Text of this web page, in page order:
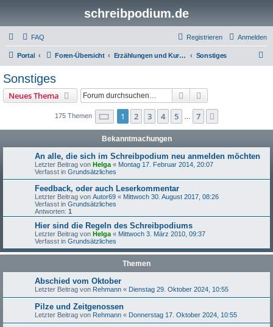
schreibpodium.de
FAQ Anmelden
Registrieren
Portal Foren-Übersicht Erzählungen und Kurzgeschichten Sonstiges
Sonstiges
Neues Thema Suche
175 Themen Seite 1von
1 2 3 4 5 7
Bekanntmachungen
An alle, die sich im Schreibpodium neu anmelden möchten
Letzter Beitrag von Helga « Montag 17. Februar 2014, 20:07
Verfasst in Grundsätzliches
Feedback, oder auch Leserkommentar
Letzter Beitrag von Autor69 « Mittwoch 30. August 2017, 08:26
Verfasst in Grundsätzliches
Antworten: 1
Hier sind die Regeln des Schreibpodiums
Letzter Beitrag von Helga « Mittwoch 3. März 2010, 09:37
Verfasst in Grundsätzliches
Themen
Abschied vom Oktober
Letzter Beitrag von Rehmann « Dienstag 29. Oktober 2024, 10:55
Pilze und Zeitgenossen
Letzter Beitrag von Rehmann « Donnerstag 17. Oktober 2024, 10:55